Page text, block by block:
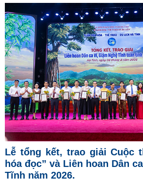
Lễ tổng kết, trao giải Cuộc
hóa đọc” và Liên hoan Dân
Tĩnh năm 2026.